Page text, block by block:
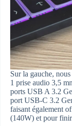
Sur la gauche,
1 prise audio 3,5
ports USB A 3.2
port USB-C 3.2
faisant également
(140W) et pour